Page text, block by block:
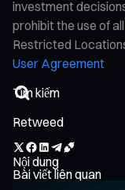
investment
prohibit the use of
Restricted
User Agreement
Retweed
Nội dung
Bài viết liên quan